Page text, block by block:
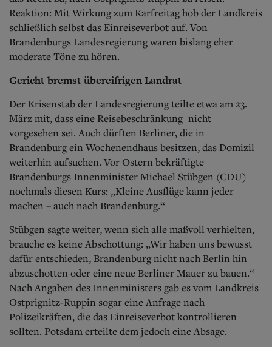
Reaktion: Mit Wirkung zum Karfreitag hob der Landkreis
schließlich selbst das Einreiseverbot auf. Von
Brandenburgs Landesregierung waren bislang eher
moderate Töne zu hören.
Gericht bremst übereifrigen Landrat
Der Krisenstab der Landesregierung teilte etwa am 23.
März mit, dass eine Reisebeschränkung nicht
vorgesehen sei. Auch dürften Berliner, die in
Brandenburg ein Wochenendhaus besitzen, das Domizil
weiterhin aufsuchen. Vor Ostern bekräftigte
Brandenburgs Innenminister Michael Stübgen (CDU)
nochmals diesen Kurs: „Kleine Ausflüge kann jeder
machen – auch nach Brandenburg.“
Stübgen sagte weiter, wenn sich alle maßvoll verhielten,
brauche es keine Abschottung: „Wir haben uns bewusst
dafür entschieden, Brandenburg nicht nach Berlin hin
abzuschotten oder eine neue Berliner Mauer zu bauen.“
Nach Angaben des Innenministers gab es vom Landkreis
Ostprignitz-Ruppin sogar eine Anfrage nach
Polizeikräften, die das Einreiseverbot kontrollieren
sollten. Potsdam erteilte dem jedoch eine Absage.